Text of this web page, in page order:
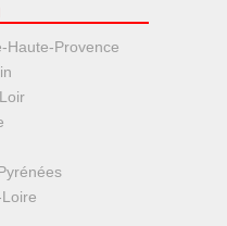
Haute-Provence